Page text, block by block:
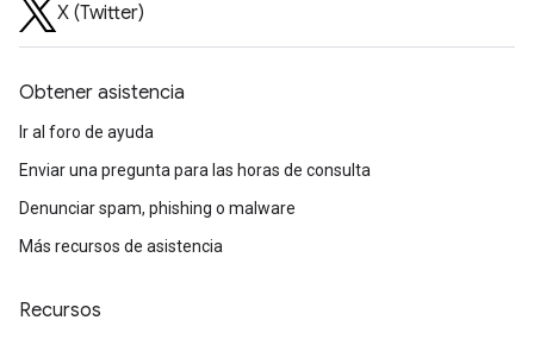
X (Twitter)
Obtener asistencia
Ir al foro de ayuda
Enviar una pregunta para las horas de consulta
Denunciar spam, phishing o malware
Más recursos de asistencia
Recursos